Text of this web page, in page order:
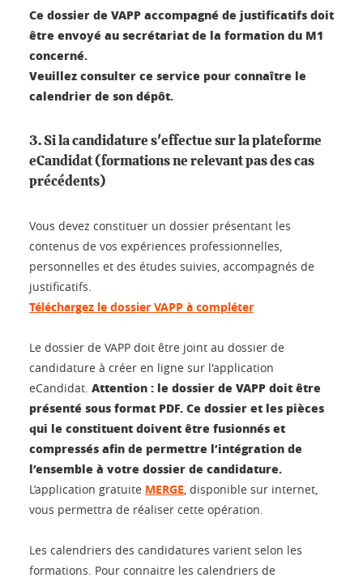
Ce dossier de VAPP accompagné de justificatifs doit
être envoyé au secrétariat de la formation du M1
concerné.
Veuillez consulter ce service pour connaître le
calendrier de son dépôt.
3. Si la candidature s'effectue sur la plateforme
eCandidat (formations ne relevant pas des cas
précédents)
Vous devez constituer un dossier présentant les
contenus de vos expériences professionnelles,
personnelles et des études suivies, accompagnés de
justificatifs.
Téléchargez le dossier VAPP à compléter
Le dossier de VAPP doit être joint au dossier de
candidature à créer en ligne sur l'application
eCandidat. Attention : le dossier de VAPP doit être
présenté sous format PDF. Ce dossier et les pièces
qui le constituent doivent être fusionnés et
compressés afin de permettre l’intégration de
l’ensemble à votre dossier de candidature.
L’application gratuite MERGE, disponible sur internet,
vous permettra de réaliser cette opération.
Les calendriers des candidatures varient selon les
formations. Pour connaitre les calendriers de